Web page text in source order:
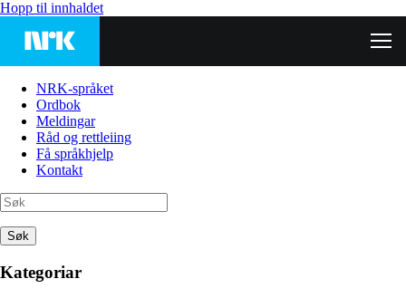
Hopp til innhaldet
NRK-språket
Ordbok
Meldingar
Råd og rettleiing
Få språkhjelp
Kontakt
Søk
Kategoriar